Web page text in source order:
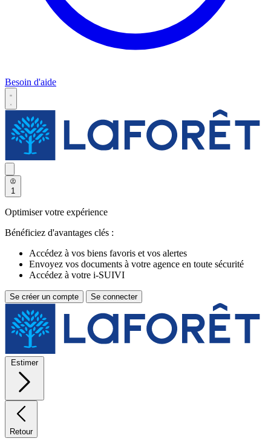
Besoin d'aide
1
Optimiser votre expérience
Bénéficiez d'avantages clés :
Accédez à vos biens favoris et vos alertes
Envoyez vos documents à votre agence en toute sécurité
Accédez à votre i-SUIVI
Se créer un compte Se connecter
Estimer
Retour